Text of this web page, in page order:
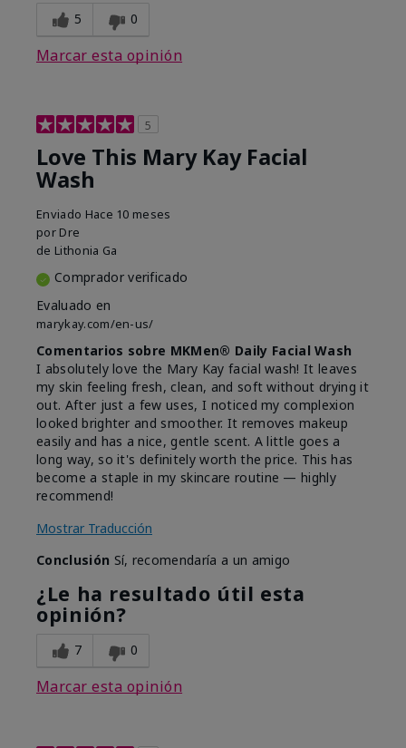
5 0
Marcar esta opinión
5
Love This Mary Kay Facial
Wash
Enviado Hace 10 meses
por Dre
de Lithonia Ga
Comprador verificado
Evaluado en
marykay.com/en-us/
Comentarios sobre MKMen® Daily Facial Wash
I absolutely love the Mary Kay facial wash! It leaves
my skin feeling fresh, clean, and soft without drying it
out. After just a few uses, I noticed my complexion
looked brighter and smoother. It removes makeup
easily and has a nice, gentle scent. A little goes a
long way, so it's definitely worth the price. This has
become a staple in my skincare routine — highly
recommend!
Mostrar Traducción
Conclusión Sí, recomendaría a un amigo
¿Le ha resultado útil esta
opinión?
7 0
Marcar esta opinión